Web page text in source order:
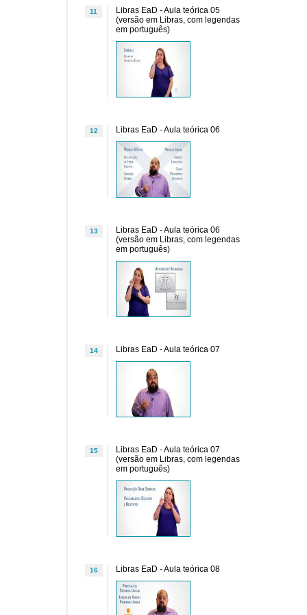
11
Libras EaD - Aula teórica 05
(versão em Libras, com legendas
em português)
12 Libras EaD - Aula teórica 06
13
Libras EaD - Aula teórica 06
(versão em Libras, com legendas
em português)
14 Libras EaD - Aula teórica 07
15
Libras EaD - Aula teórica 07
(versão em Libras, com legendas
em português)
16 Libras EaD - Aula teórica 08